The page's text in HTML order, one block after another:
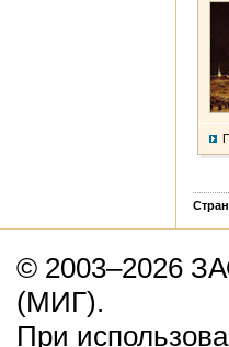
© 2003–2026
(МИГ).
При